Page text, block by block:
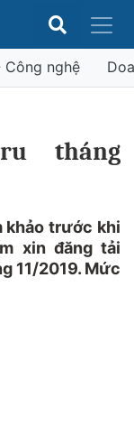
Công nghệ
tháng
khảo trước khi
xin đăng tải
11/2019. Mức